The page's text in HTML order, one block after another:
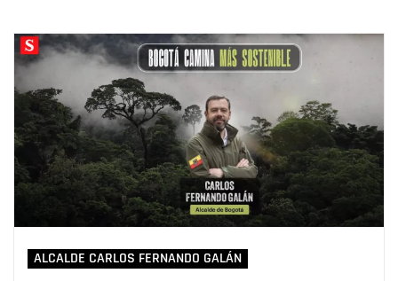
ALCALDE CARLOS FERNANDO GALÁN